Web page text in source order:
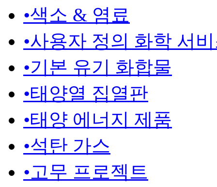
•색소 & 염료
•사용자 정의 화학 서
•기본 유기 화합물
•태양열 집열판
•태양 에너지 제품
•석탄 가스
•고무 프로젝트